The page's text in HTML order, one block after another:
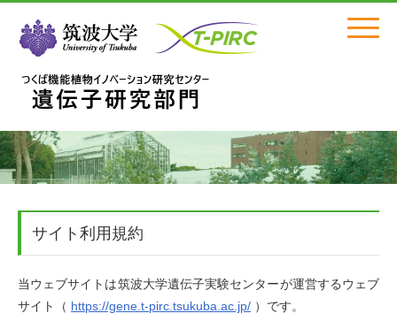
Click
サイト利用規約
当ウェブサイトは筑波大学遺伝子実験センターが運営するウェブ
サイト（ https://gene.t-pirc.tsukuba.ac.jp/ ）です。